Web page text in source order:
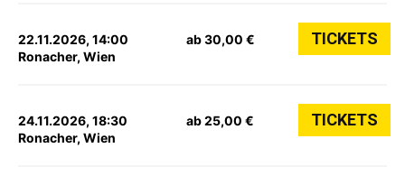
22.11.2026, 14:00
Ronacher, Wien
ab 30,00 € TICKETS
24.11.2026, 18:30
Ronacher, Wien
ab 25,00 € TICKETS